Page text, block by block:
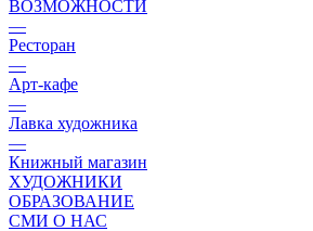
ВОЗМОЖНОСТИ
—
Ресторан
—
Арт-кафе
—
Лавка художника
—
Книжный магазин
ХУДОЖНИКИ
ОБРАЗОВАНИЕ
СМИ О НАС